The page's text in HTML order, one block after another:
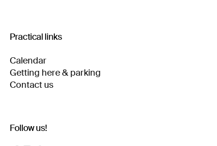
Practical links
Calendar
Getting here & parking
Contact us
Follow us!